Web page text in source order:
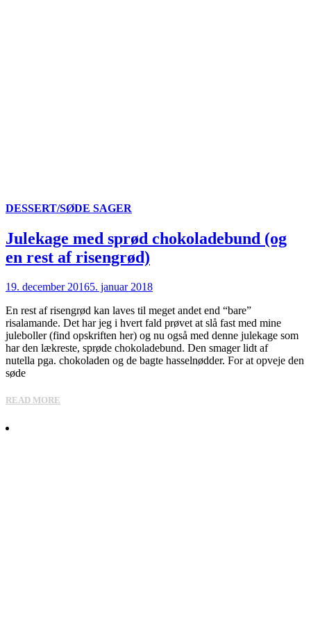
DESSERT/SØDE SAGER
Julekage med sprød chokoladebund (og
en rest af risengrød)
19. december 20165. januar 2018
En rest af risengrød kan laves til meget andet end “bare”
risalamande. Det har jeg i hvert fald prøvet at slå fast med mine
juleboller (find opskriften her) og nu også med denne julekage som
har den lækreste, sprøde chokoladebund. Den smager lidt af
nutella pga. chokoladen og de bagte hasselnødder. For at opveje den
søde
READ MORE